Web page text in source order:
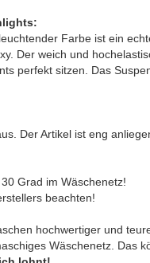
Farbe ist ein
Der weich und
perfekt sitzen. Das
Der Artikel ist eng
Grad im Wäschenetz!
beachten!
hochwertiger und
Wäschenetz. Das